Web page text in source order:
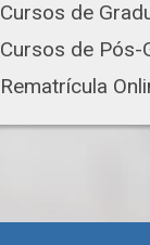
Cursos de
Cursos de Pós-
Rematrícula